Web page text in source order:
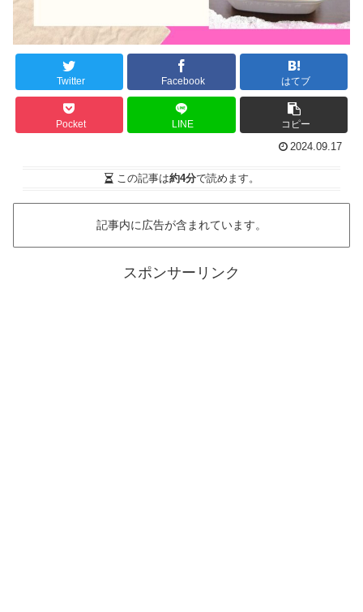
Twitter Facebook はてブ
Pocket LINE コピー
2024.09.17
この記事は約4分で読めます。
記事内に広告が含まれています。
スポンサーリンク